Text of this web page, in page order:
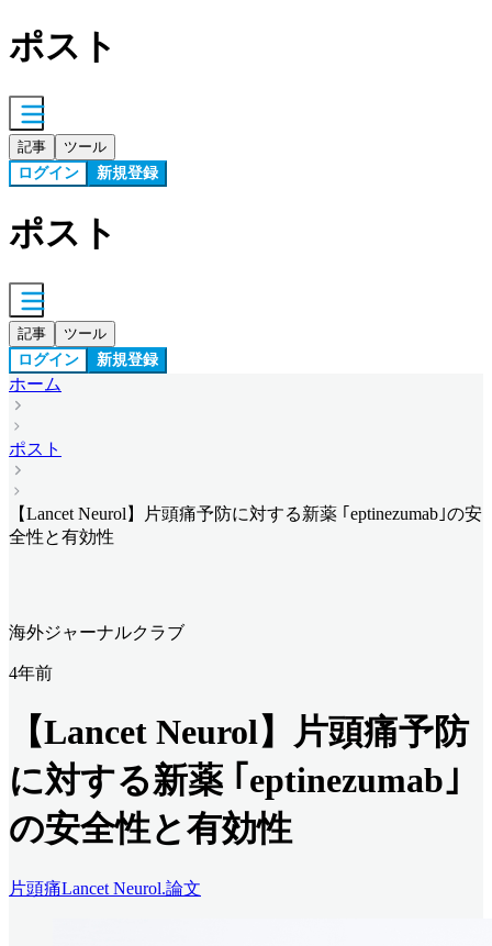
ポスト
記事 ツール
ログイン 新規登録
ポスト
記事 ツール
ログイン 新規登録
ホーム
ポスト
【Lancet Neurol】片頭痛予防に対する新薬 ｢eptinezumab｣の安
全性と有効性
海外ジャーナルクラブ
4年前
【Lancet Neurol】片頭痛予防
に対する新薬 ｢eptinezumab｣
の安全性と有効性
片頭痛Lancet Neurol.論文